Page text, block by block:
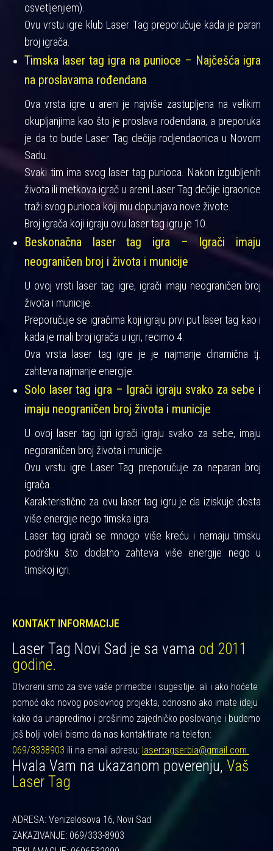
osvetljenjiem).
Ovu vrstu igre klub Laser Tag preporučuje kada je paran
broj igrača.
Timska laser tag igra na punioce – Najčešća igra
na proslavama rođendana
Ova vrsta igre u areni je najviše zastupljena na velikim
okupljanjima kao što je proslava rođendana, a preporuka
je da to bude Laser Tag dečija rodjendaonica u Novom
Sadu.
Svaki tim ima svog laser tag punioca. Nakon izgubljenih
života ili metkova igrač u areni Laser Tag dečije igraonice
traži svog punioca koji mu dopunjava nove živote.
Broj igrača koji igraju ovu laser tag igru je 10.
Beskonačna laser tag igra – Igrači imaju
neograničen broj i života i municije
U ovoj vrsti laser tag igre, igrači imaju neograničen broj
života i municije.
Preporučuje se igračima koji igraju prvi put laser tag kao i
kada je mali broj igrača u igri, recimo 4.
Ova vrsta laser tag igre je je najmanje dinamična tj.
zahteva najmanje energije.
Solo laser tag igra – Igrači igraju svako za sebe i
imaju neograničen broj života i municije
U ovoj laser tag igri igrači igraju svako za sebe, imaju
negoraničen broj života i municije.
Ovu vrstu igre Laser Tag preporučuje za neparan broj
igrača.
Karakteristično za ovu laser tag igru je da iziskuje dosta
više energije nego timska igra.
Laser tag igrači se mnogo više kreću i nemaju timsku
podršku što dodatno zahteva više energije nego u
timskoj igri.
KONTAKT INFORMACIJE
Laser Tag Novi Sad je sa vama od 2011
godine.
Otvoreni smo za sve vaše primedbe i sugestije. ali i ako hoćete
pomoć oko novog poslovnog projekta, odnosno ako imate ideju
kako da unapredimo i proširimo zajedničko poslovanje i budemo
još bolji voleli bismo da nas kontaktirate na telefon:
069/3338903 ili na email adresu: lasertagserbia@gmail.com.
Hvala Vam na ukazanom poverenju, Vaš
Laser Tag
ADRESA: Venizelosova 16, Novi Sad
ZAKAZIVANJE: 069/333-8903